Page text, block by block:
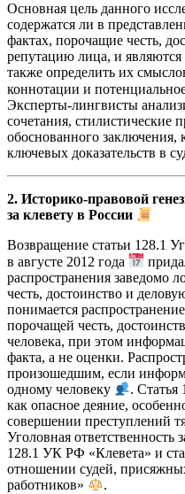
Основная цель данного
содержатся ли в
фактах, порочащие честь,
репутацию лица, и
также определить их
коннотации и
Эксперты-лингвисты
сочетания, стилистические
обоснованного заключения,
ключевых доказательств в
2. Историко-правовой
за клевету в России
Возвращение статьи 128.1
в августе 2012 года
распространения заведомо
честь, достоинство и
понимается
порочащей честь,
человека, при этом
факта, а не оценки.
произошедшим, если
одному человеку
. Статья
как опасное деяние,
совершении преступлений
Уголовная ответственность
128.1 УК РФ «Клевета» и
отношении судей,
работников»
.